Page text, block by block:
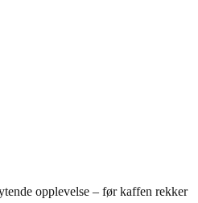
opplevelse – før kaffen rekker